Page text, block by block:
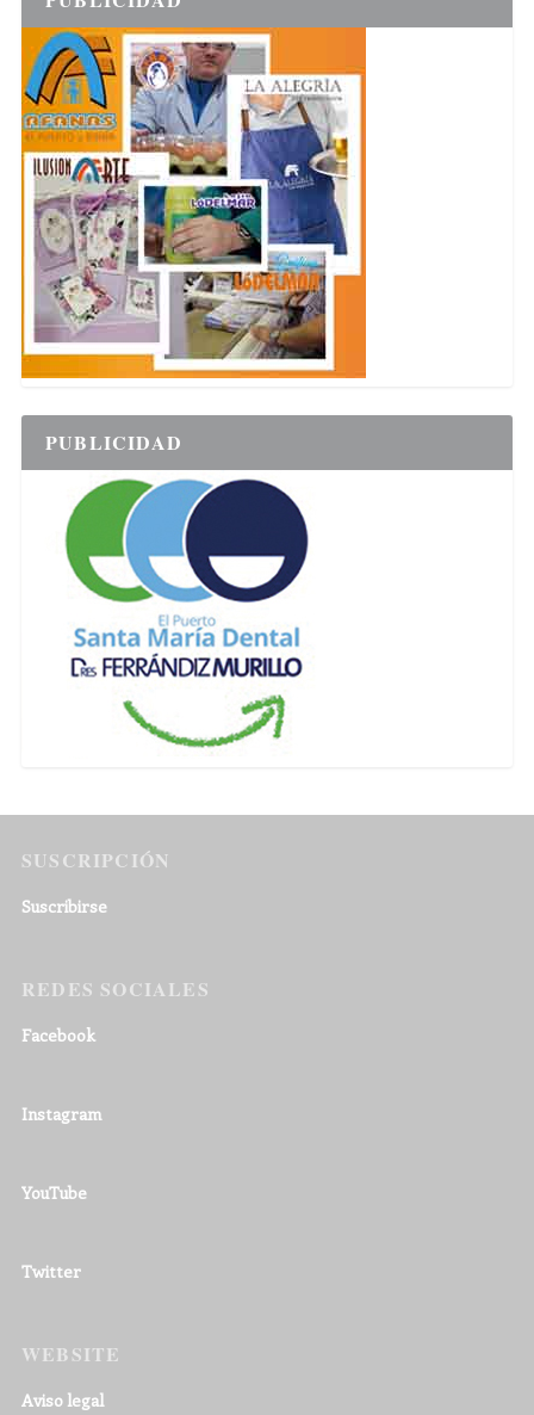
PUBLICIDAD
SUSCRIPCIÓN
Suscribirse
REDES SOCIALES
Facebook
Instagram
YouTube
Twitter
WEBSITE
Aviso legal